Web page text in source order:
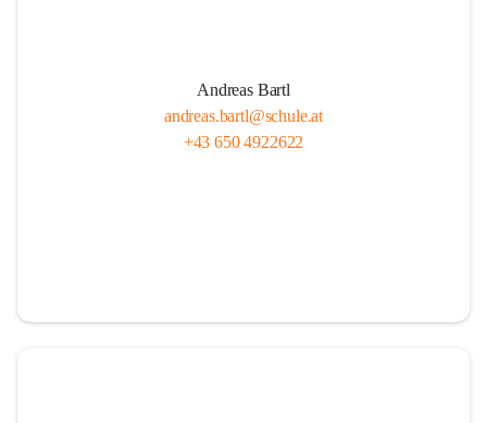
Andreas Bartl
andreas.bartl@schule.at
+43 650 4922622